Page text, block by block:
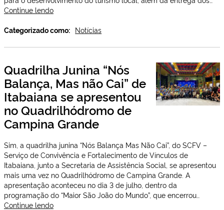
com
Continue lendoPrefeito
Itabaiana
posse
membros
do
Conselho
Municipal
de
Turismo
para
biênio
2025/2027
Categorizado como: Notícias
Quadrilha Junina “Nós
Balança, Mas não Cai” de
Itabaiana se apresentou
no Quadrilhódromo de
Campina Grande
Sim, a quadrilha junina “Nós Balança Mas Não Cai”, do SCFV –
Serviço de Convivência e Fortalecimento de Vínculos de
Itabaiana, junto a Secretaria de Assistência Social, se apresentou
mais uma vez no Quadrilhódromo de Campina Grande. A
apresentação aconteceu no dia 3 de julho, dentro da
programação do “Maior São João do Mundo”, que encerrou…
Continue lendoQuadrilha